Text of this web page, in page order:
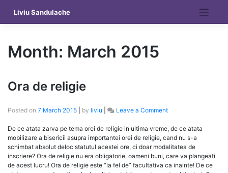
content
Liviu Sandulache
Month: March 2015
Ora de religie
Posted on 7 March 2015 by liviu Leave a Commenton
de
religie
De ce atata zarva pe tema orei de religie in ultima vreme, de ce atata
mobilizare a bisericii asupra importantei orei de religie, cand nu s-a
schimbat absolut deloc statutul acestei ore, ci doar modalitatea de
inscriere? Ora de religie nu era obligatorie, oameni buni, care va plangeati
de acest lucru! Ora de religie este “la fel de” facultativa ca inainte! De ce